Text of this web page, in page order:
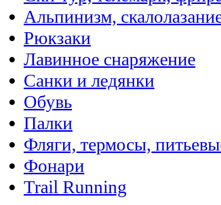
Альпинизм,
Рюкзаки
Лавинное снаряжение
Санки и ледянки
Обувь
Палки
Фляги, термосы,
Фонари
Trail Running